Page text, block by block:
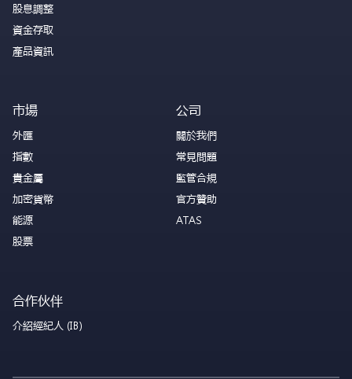
股息調整
資金存取
產品資訊
市場
外匯
指數
貴金屬
加密貨幣
能源
股票
公司
關於我們
常見問題
監管合規
官方贊助
ATAS
合作伙伴
介紹經紀人 (IB)